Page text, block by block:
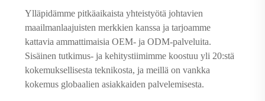
Ylläpidämme pitkäaikaista yhteistyötä johtavien
maailmanlaajuisten merkkien kanssa ja tarjoamme
kattavia ammattimaisia OEM- ja ODM-palveluita.
Sisäinen tutkimus- ja kehitystiimimme koostuu yli 20:stä
kokemuksellisesta teknikosta, ja meillä on vankka
kokemus globaalien asiakkaiden palvelemisesta.